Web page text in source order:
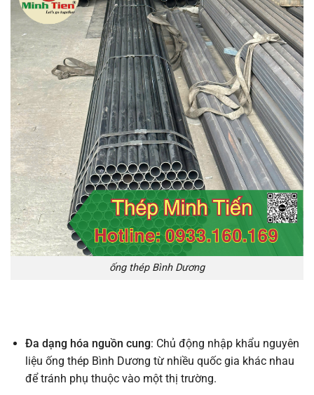
ống thép Bình Dương
Đa dạng hóa nguồn cung: Chủ động nhập khẩu nguyên
liệu ống thép Bình Dương từ nhiều quốc gia khác nhau
để tránh phụ thuộc vào một thị trường.